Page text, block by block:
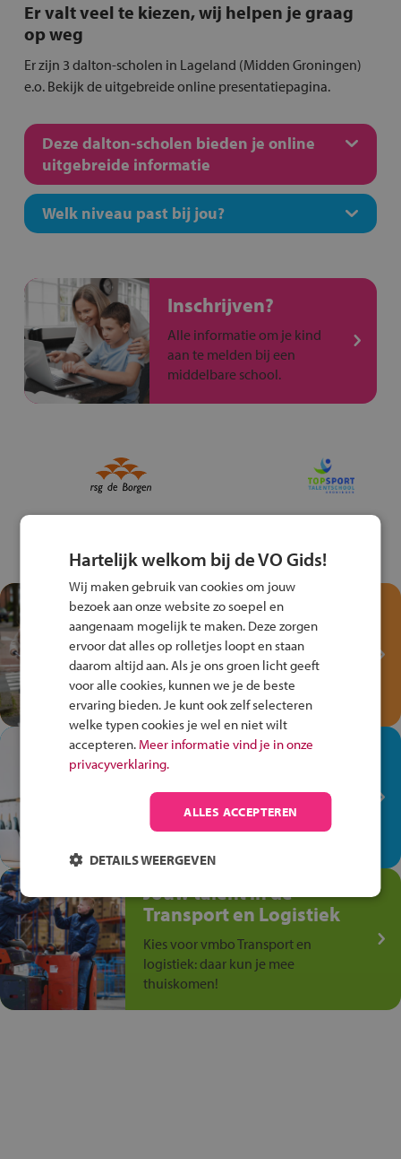
Er valt veel te kiezen, wij helpen je graag
op weg
Er zijn 3 dalton-scholen in Lageland (Midden Groningen)
e.o. Bekijk de uitgebreide online presentatiepagina.
Deze dalton-scholen bieden je online
uitgebreide informatie
Welk niveau past bij jou?
Inschrijven?
Alle informatie om je kind
aan te melden bij een
middelbare school.
Test je kennis met het
Fiets Veilig
Verkeersspel!
Speel het Fiets Veilig Verkeersspel
en win een Cortina-fiets!
In de winkel ben je op je
plek!
Ontdek via het vmbo jouw talent
op de winkelvloer, waar elke dag
Jouw talent in de
Transport en Logistiek
Kies voor vmbo Transport en
logistiek: daar kun je mee
thuiskomen!
Hartelijk welkom bij de VO Gids!
Wij maken gebruik van cookies om jouw
bezoek aan onze website zo soepel en
aangenaam mogelijk te maken. Deze zorgen
ervoor dat alles op rolletjes loopt en staan
daarom altijd aan. Als je ons groen licht geeft
voor alle cookies, kunnen we je de beste
ervaring bieden. Je kunt ook zelf selecteren
welke typen cookies je wel en niet wilt
accepteren. Meer informatie vind je in onze
privacyverklaring.
ALLES ACCEPTEREN
DETAILS WEERGEVEN